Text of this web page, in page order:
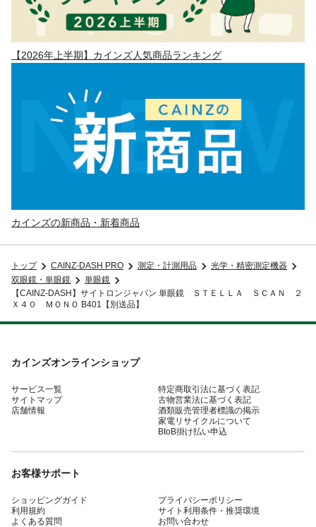
【2026年上半期】カインズ人気商品ランキング
カインズの新商品・新着商品
トップ CAINZ-DASH PRO 測定・計測用品
光学・精密測定機器
双眼鏡・単眼鏡
単眼鏡
【CAINZ-DASH】サイトロンジャパン 単眼鏡 ＳＴＥＬＬＡ ＳＣＡＮ ２
Ｘ４０ ＭＯＮＯ B401【別送品】
カインズオンラインショップ
サービス一覧
サイトマップ
店舗情報
特定商取引法に基づく表記
古物営業法に基づく表記
酒類販売管理者標識の掲示
家電リサイクルについて
BtoB掛け払い申込
お客様サポート
ショッピングガイド
利用規約
よくある質問
プライバシーポリシー
サイト利用条件・推奨環境
お問い合わせ